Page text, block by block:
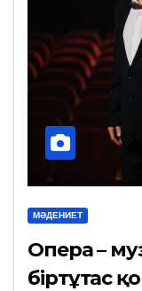
МӘДЕНИЕТ
Опера –
біртұтас